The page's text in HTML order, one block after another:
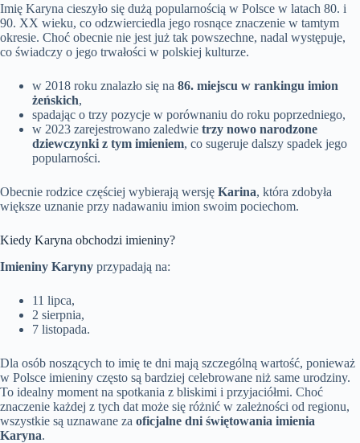
Imię Karyna cieszyło się dużą popularnością w Polsce w latach 80. i
90. XX wieku, co odzwierciedla jego rosnące znaczenie w tamtym
okresie. Choć obecnie nie jest już tak powszechne, nadal występuje,
co świadczy o jego trwałości w polskiej kulturze.
w 2018 roku znalazło się na 86. miejscu w rankingu imion
żeńskich,
spadając o trzy pozycje w porównaniu do roku poprzedniego,
w 2023 zarejestrowano zaledwie trzy nowo narodzone
dziewczynki z tym imieniem, co sugeruje dalszy spadek jego
popularności.
Obecnie rodzice częściej wybierają wersję Karina, która zdobyła
większe uznanie przy nadawaniu imion swoim pociechom.
Kiedy Karyna obchodzi imieniny?
Imieniny Karyny przypadają na:
11 lipca,
2 sierpnia,
7 listopada.
Dla osób noszących to imię te dni mają szczególną wartość, ponieważ
w Polsce imieniny często są bardziej celebrowane niż same urodziny.
To idealny moment na spotkania z bliskimi i przyjaciółmi. Choć
znaczenie każdej z tych dat może się różnić w zależności od regionu,
wszystkie są uznawane za oficjalne dni świętowania imienia
Karyna.